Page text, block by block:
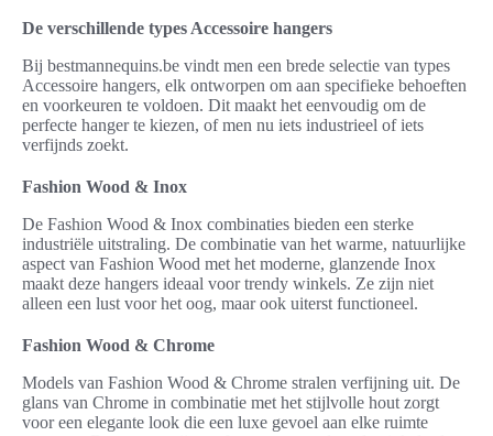
De verschillende types Accessoire hangers
Bij bestmannequins.be vindt men een brede selectie van types
Accessoire hangers, elk ontworpen om aan specifieke behoeften
en voorkeuren te voldoen. Dit maakt het eenvoudig om de
perfecte hanger te kiezen, of men nu iets industrieel of iets
verfijnds zoekt.
Fashion Wood & Inox
De Fashion Wood & Inox combinaties bieden een sterke
industriële uitstraling. De combinatie van het warme, natuurlijke
aspect van Fashion Wood met het moderne, glanzende Inox
maakt deze hangers ideaal voor trendy winkels. Ze zijn niet
alleen een lust voor het oog, maar ook uiterst functioneel.
Fashion Wood & Chrome
Models van Fashion Wood & Chrome stralen verfijning uit. De
glans van Chrome in combinatie met het stijlvolle hout zorgt
voor een elegante look die een luxe gevoel aan elke ruimte